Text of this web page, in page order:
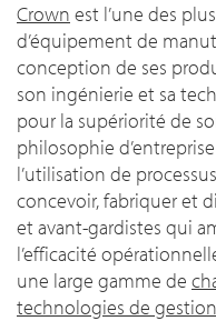
Crown est l’une des
d’équipement de
conception de ses
son ingénierie et sa
pour la supériorité de
philosophie
l’utilisation de
concevoir, fabriquer et
et avant-gardistes qui
l’efficacité
une large gamme de
technologies de